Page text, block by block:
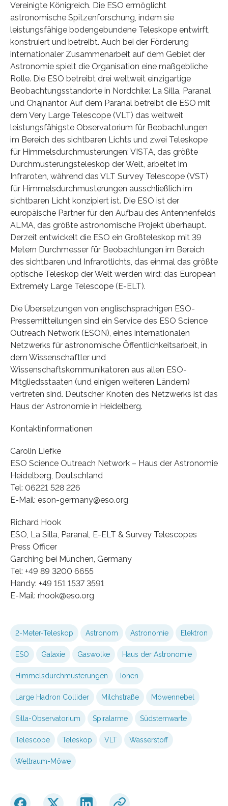
Vereinigte Königreich. Die ESO ermöglicht
astronomische Spitzenforschung, indem sie
leistungsfähige bodengebundene Teleskope entwirft,
konstruiert und betreibt. Auch bei der Förderung
internationaler Zusammenarbeit auf dem Gebiet der
Astronomie spielt die Organisation eine maßgebliche
Rolle. Die ESO betreibt drei weltweit einzigartige
Beobachtungsstandorte in Nordchile: La Silla, Paranal
und Chajnantor. Auf dem Paranal betreibt die ESO mit
dem Very Large Telescope (VLT) das weltweit
leistungsfähigste Observatorium für Beobachtungen
im Bereich des sichtbaren Lichts und zwei Teleskope
für Himmelsdurchmusterungen: VISTA, das größte
Durchmusterungsteleskop der Welt, arbeitet im
Infraroten, während das VLT Survey Telescope (VST)
für Himmelsdurchmusterungen ausschließlich im
sichtbaren Licht konzipiert ist. Die ESO ist der
europäische Partner für den Aufbau des Antennenfelds
ALMA, das größte astronomische Projekt überhaupt.
Derzeit entwickelt die ESO ein Großteleskop mit 39
Metern Durchmesser für Beobachtungen im Bereich
des sichtbaren und Infrarotlichts, das einmal das größte
optische Teleskop der Welt werden wird: das European
Extremely Large Telescope (E-ELT).
Die Übersetzungen von englischsprachigen ESO-
Pressemitteilungen sind ein Service des ESO Science
Outreach Network (ESON), eines internationalen
Netzwerks für astronomische Öffentlichkeitsarbeit, in
dem Wissenschaftler und
Wissenschaftskommunikatoren aus allen ESO-
Mitgliedsstaaten (und einigen weiteren Ländern)
vertreten sind. Deutscher Knoten des Netzwerks ist das
Haus der Astronomie in Heidelberg.
Kontaktinformationen
Carolin Liefke
ESO Science Outreach Network – Haus der Astronomie
Heidelberg, Deutschland
Tel: 06221 528 226
E-Mail: eson-germany@eso.org
Richard Hook
ESO, La Silla, Paranal, E-ELT & Survey Telescopes
Press Officer
Garching bei München, Germany
Tel: +49 89 3200 6655
Handy: +49 151 1537 3591
E-Mail: rhook@eso.org
2-Meter-Teleskop Astronom Astronomie Elektron
ESO Galaxie Gaswolke Haus der Astronomie
Himmelsdurchmusterungen Ionen
Large Hadron Collider Milchstraße Möwennebel
Silla-Observatorium Spiralarme Südsternwarte
Telescope Teleskop VLT Wasserstoff
Weltraum-Möwe